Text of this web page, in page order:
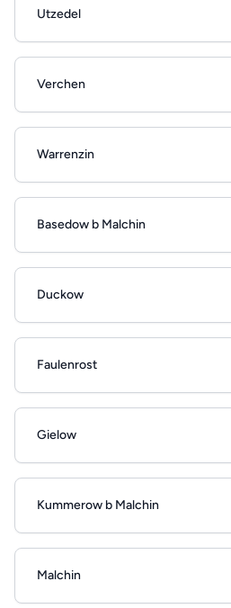
Utzedel
Verchen
Warrenzin
Basedow b Malchin
Duckow
Faulenrost
Gielow
Kummerow b Malchin
Malchin